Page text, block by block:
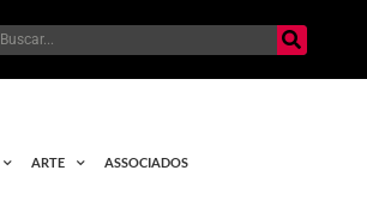
ARTE ASSOCIADOS